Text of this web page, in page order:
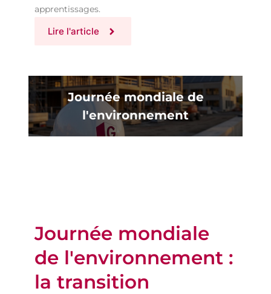
apprentissages.
Lire l'article
Journée mondiale de
l'environnement
Journée mondiale
de l'environnement :
la transition